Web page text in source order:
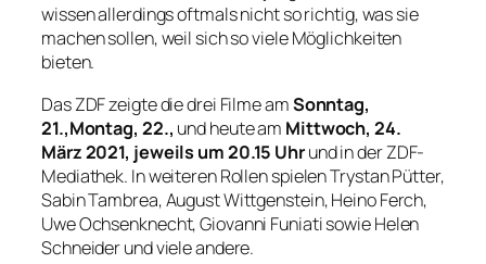
wissen allerdings oftmals nicht so richtig, was sie
machen sollen, weil sich so viele Möglichkeiten
bieten.
Das ZDF zeigte die drei Filme amSonntag,
21.,Montag, 22., und heute am Mittwoch, 24.
März 2021, jeweils um 20.15 Uhrund in der ZDF-
Mediathek. In weiteren Rollen spielen Trystan Pütter,
Sabin Tambrea, August Wittgenstein, Heino Ferch,
Uwe Ochsenknecht, Giovanni Funiati sowie Helen
Schneider und viele andere.